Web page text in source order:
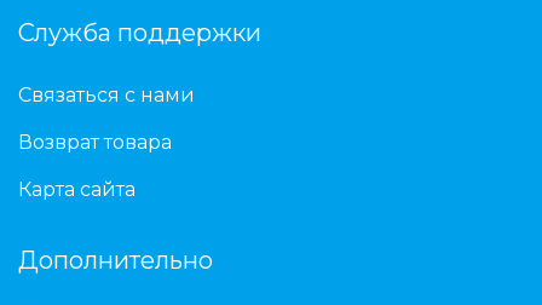
Служба поддержки
Связаться с нами
Возврат товара
Карта сайта
Дополнительно